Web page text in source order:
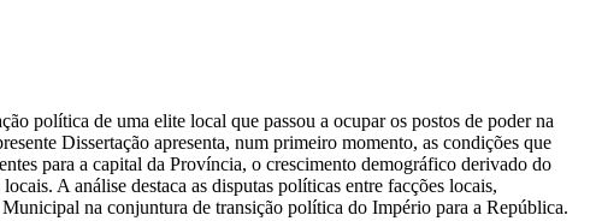
política de uma elite local que passou a ocupar os postos de poder na
Dissertação apresenta, num primeiro momento, as condições que
para a capital da Província, o crescimento demográfico derivado do
A análise destaca as disputas políticas entre facções locais,
na conjuntura de transição política do Império para a República.